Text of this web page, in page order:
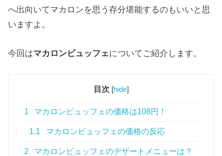
へ出向いてマカロンを思う存分堪能するのもいいと思
いますよ。
今回はマカロンビュッフェについてご紹介します。
目次 [hide]
1 マカロンビュッフェの価格は108円！
1.1 マカロンビュッフェの価格の反応
2 マカロンビュッフェのデザートメニューは？